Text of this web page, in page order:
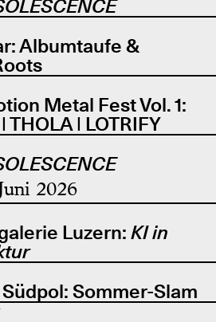
Albumtaufe &
Metal Fest Vol. 1:
THOLA | LOTRIFY
2026
Luzern: KI in
Sommer-Slam